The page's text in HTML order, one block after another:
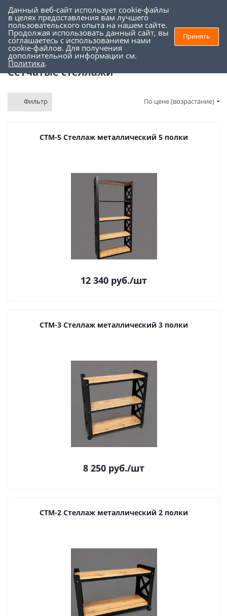
Торговое оборудование - Стеллажи для магазина и склада -
Сетчатые стеллажи
Сетчатые стеллажи
Фильтр По цене (возрастание)
СТМ-5 Стеллаж металлический 5 полки
12 340 руб./шт
СТМ-3 Стеллаж металлический 3 полки
8 250 руб./шт
СТМ-2 Стеллаж металлический 2 полки
Данный веб-сайт использует cookie-файлы
в целях предоставления вам лучшего
пользовательского опыта на нашем сайте.
Продолжая использовать данный сайт, вы
соглашаетесь с использованием нами
cookie-файлов. Для получения
дополнительной информации см.
Политика.
Принять